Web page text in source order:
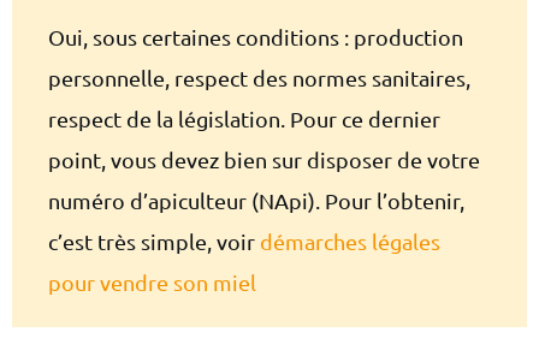
Oui, sous certaines conditions : production
personnelle, respect des normes sanitaires,
respect de la législation. Pour ce dernier
point, vous devez bien sur disposer de votre
numéro d’apiculteur (NApi). Pour l’obtenir,
c’est très simple, voir démarches légales
pour vendre son miel